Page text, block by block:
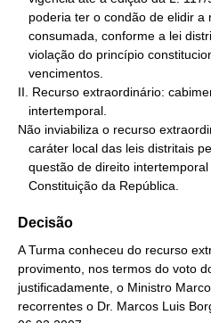
II. Recurso extraordinário:
Não inviabiliza o recurso
   Constituição da República.
Decisão
A Turma conheceu do recurso
provimento, nos termos do voto
justificadamente, o Ministro
recorrentes o Dr. Marcos Luis